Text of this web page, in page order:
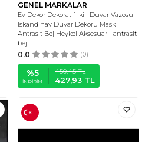
GENEL MARKALAR
Ev Dekor Dekoratif Ikili Duvar Vazosu
Iskandinav Duvar Dekoru Mask
Antrasit Bej Heykel Aksesuar - antrasit-
bej
0.0 (0)
%5
İNDIRIM
450,45TL
427,93 TL